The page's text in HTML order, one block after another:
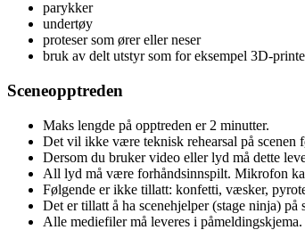
parykker
undertøy
proteser som ører eller neser
bruk av delt utstyr som for eksempel 3D-
Sceneopptreden
Maks lengde på opptreden er 2 minutter.
Det vil ikke være teknisk rehearsal på scenen
Dersom du bruker video eller lyd må dette
All lyd må være forhåndsinnspilt. Mikrofon
Følgende er ikke tillatt: konfetti, væsker,
Det er tillatt å ha scenehjelper (stage ninja) på
Alle mediefiler må leveres i påmeldingskjema.